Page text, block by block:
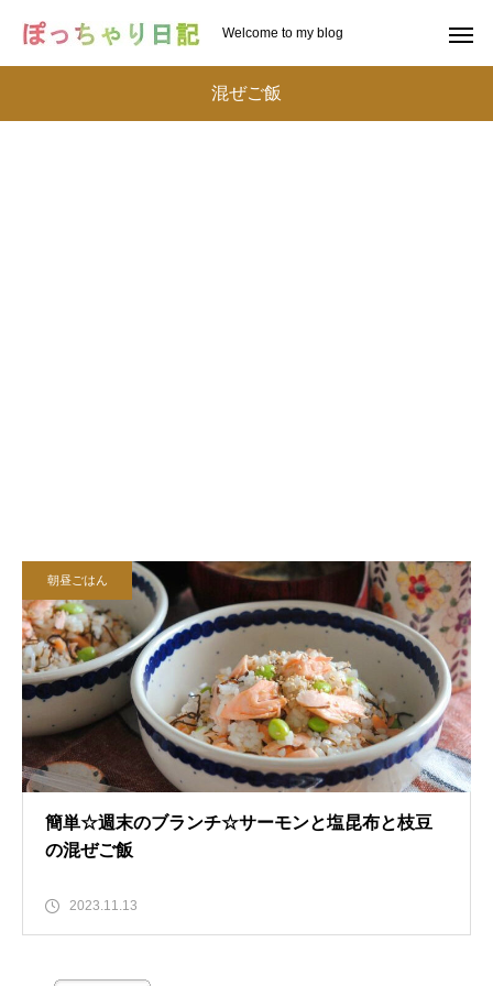
Welcome to my blog
混ぜご飯
朝昼ごはん
簡単☆週末のブランチ☆サーモンと塩昆布と枝豆
の混ぜご飯
2023.11.13